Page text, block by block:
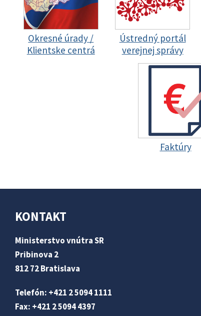
Okresné úrady /
Klientske centrá
Ústredný portál
verejnej správy
Faktúry
KONTAKT
Ministerstvo vnútra SR
Pribinova 2
812 72 Bratislava
Telefón: +421 2 5094 1111
Fax: +421 2 5094 4397